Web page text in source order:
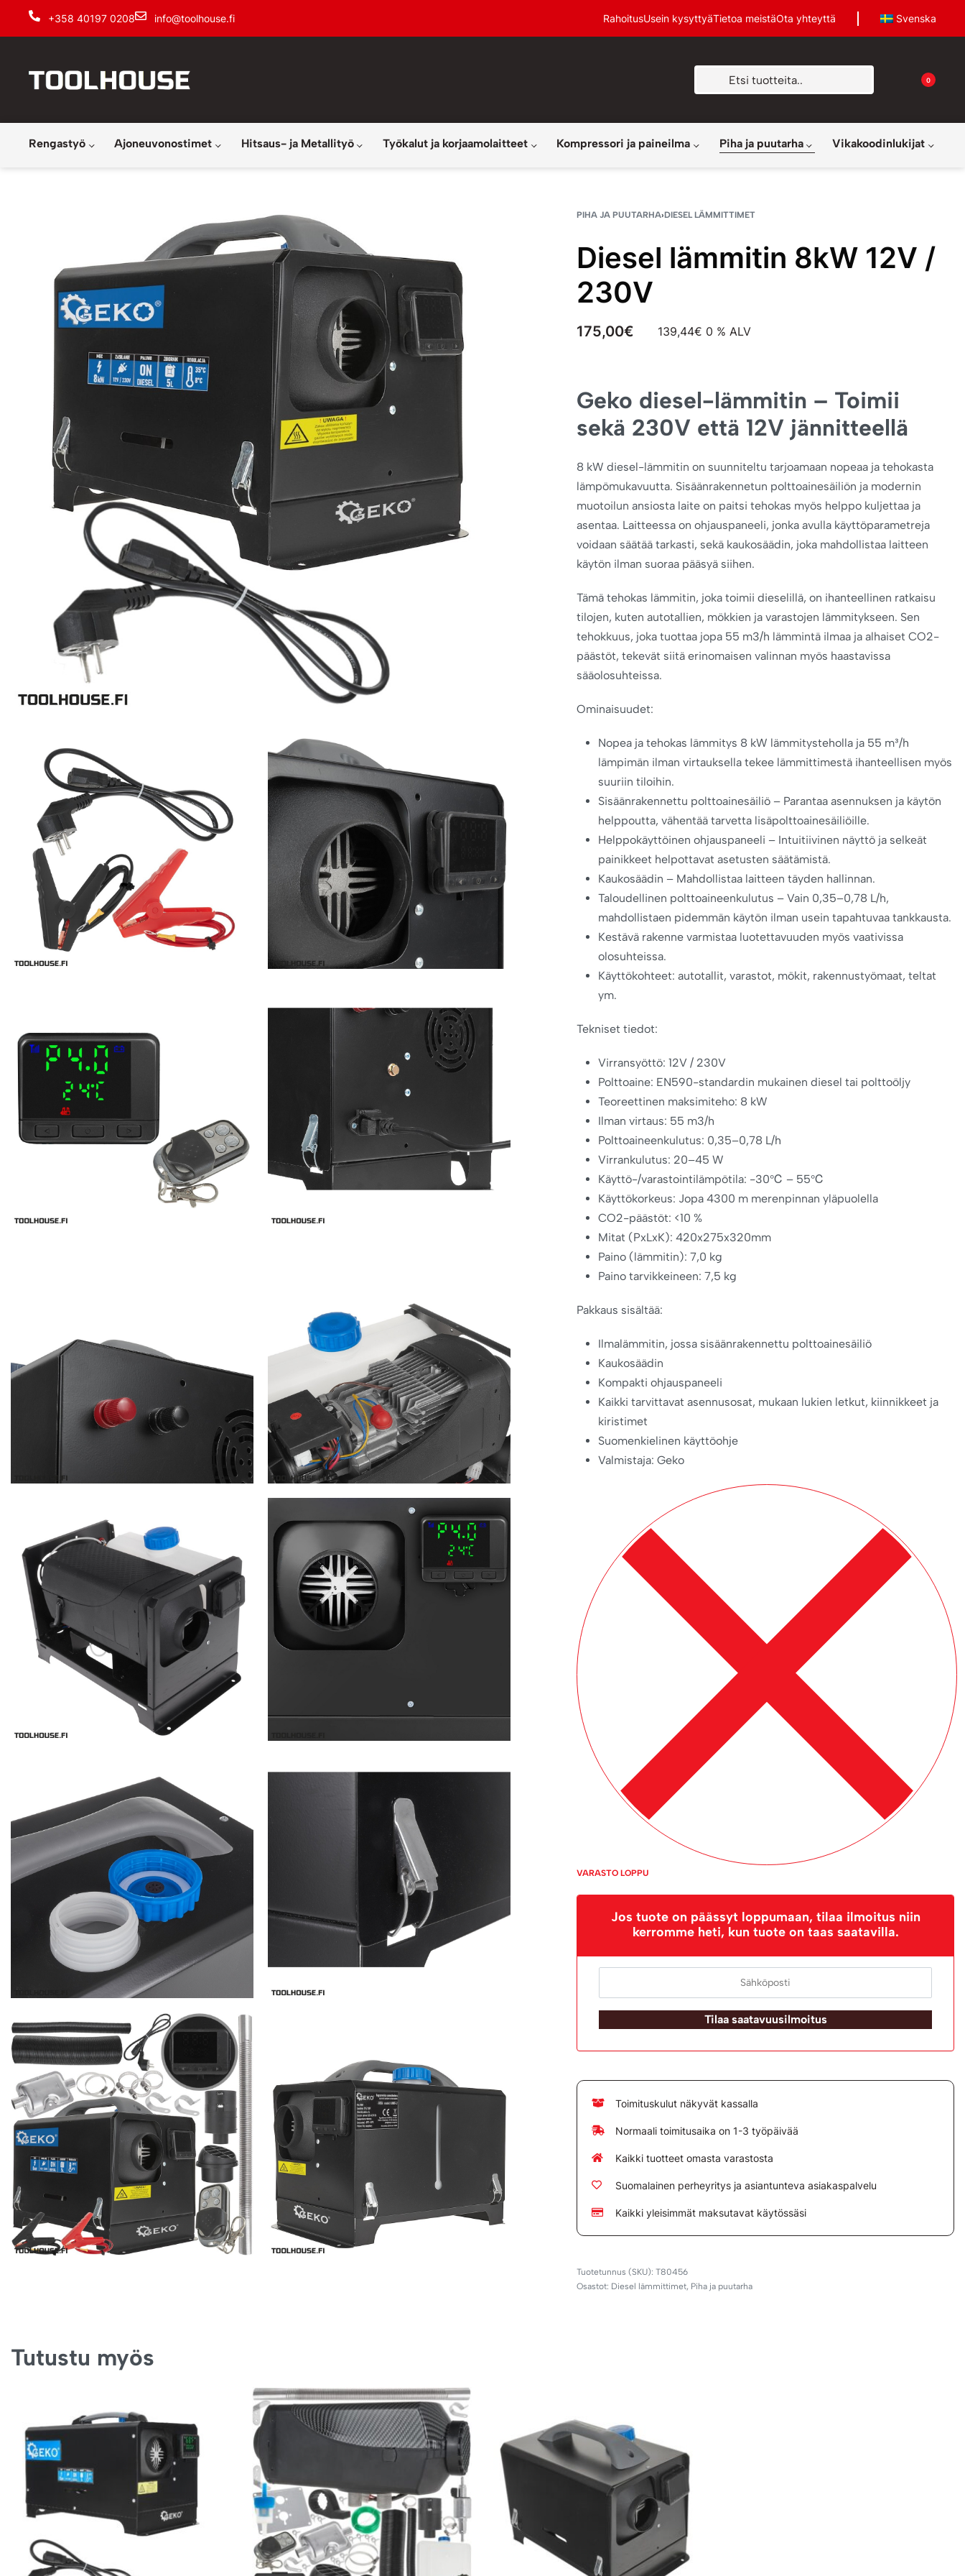
+358 40197 0208 info@toolhouse.fi RahoitusUsein kysyttyäTietoa meistäOta yhteyttä Svenska
0
Rengastyö Ajoneuvonostimet Hitsaus- ja Metallityö Työkalut ja korjaamolaitteet Kompressori ja paineilma Piha ja puutarha Vikakoodinlukijat
PIHA JA PUUTARHA›DIESEL LÄMMITTIMET
Diesel lämmitin 8kW 12V /
230V
175,00€ 139,44€ 0 % ALV
Geko diesel-lämmitin – Toimii
sekä 230V että 12V jännitteellä
8 kW diesel-lämmitin on suunniteltu tarjoamaan nopeaa ja tehokasta
lämpömukavuutta. Sisäänrakennetun polttoainesäiliön ja modernin
muotoilun ansiosta laite on paitsi tehokas myös helppo kuljettaa ja
asentaa. Laitteessa on ohjauspaneeli, jonka avulla käyttöparametreja
voidaan säätää tarkasti, sekä kaukosäädin, joka mahdollistaa laitteen
käytön ilman suoraa pääsyä siihen.
Tämä tehokas lämmitin, joka toimii dieselillä, on ihanteellinen ratkaisu
tilojen, kuten autotallien, mökkien ja varastojen lämmitykseen. Sen
tehokkuus, joka tuottaa jopa 55 m3/h lämmintä ilmaa ja alhaiset CO2-
päästöt, tekevät siitä erinomaisen valinnan myös haastavissa
sääolosuhteissa.
Ominaisuudet:
Nopea ja tehokas lämmitys 8 kW lämmitysteholla ja 55 m³/h
lämpimän ilman virtauksella tekee lämmittimestä ihanteellisen myös
suuriin tiloihin.
Sisäänrakennettu polttoainesäiliö – Parantaa asennuksen ja käytön
helppoutta, vähentää tarvetta lisäpolttoainesäiliöille.
Helppokäyttöinen ohjauspaneeli – Intuitiivinen näyttö ja selkeät
painikkeet helpottavat asetusten säätämistä.
Kaukosäädin – Mahdollistaa laitteen täyden hallinnan.
Taloudellinen polttoaineenkulutus – Vain 0,35–0,78 L/h,
mahdollistaen pidemmän käytön ilman usein tapahtuvaa tankkausta.
Kestävä rakenne varmistaa luotettavuuden myös vaativissa
olosuhteissa.
Käyttökohteet: autotallit, varastot, mökit, rakennustyömaat, teltat
ym.
Tekniset tiedot:
Virransyöttö: 12V / 230V
Polttoaine: EN590-standardin mukainen diesel tai polttoöljy
Teoreettinen maksimiteho: 8 kW
Ilman virtaus: 55 m3/h
Polttoaineenkulutus: 0,35–0,78 L/h
Virrankulutus: 20–45 W
Käyttö-/varastointilämpötila: -30℃ – 55℃
Käyttökorkeus: Jopa 4300 m merenpinnan yläpuolella
CO2-päästöt: <10 %
Mitat (PxLxK): 420x275x320mm
Paino (lämmitin): 7,0 kg
Paino tarvikkeineen: 7,5 kg
Pakkaus sisältää:
Ilmalämmitin, jossa sisäänrakennettu polttoainesäiliö
Kaukosäädin
Kompakti ohjauspaneeli
Kaikki tarvittavat asennusosat, mukaan lukien letkut, kiinnikkeet ja
kiristimet
Suomenkielinen käyttöohje
Valmistaja: Geko
VARASTO LOPPU
Jos tuote on päässyt loppumaan, tilaa ilmoitus niin
kerromme heti, kun tuote on taas saatavilla.
Tilaa saatavuusilmoitus
Toimituskulut näkyvät kassalla
Normaali toimitusaika on 1-3 työpäivää
Kaikki tuotteet omasta varastosta
Suomalainen perheyritys ja asiantunteva asiakaspalvelu
Kaikki yleisimmät maksutavat käytössäsi
T80456
Osastot: Diesel lämmittimet, Piha ja puutarha
Tutustu myös